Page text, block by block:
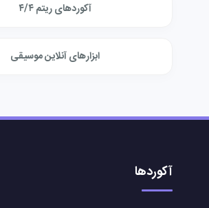
آکوردهای ریتم ۴/۴
ابزارهای آنلاین موسیقی
آکوردها